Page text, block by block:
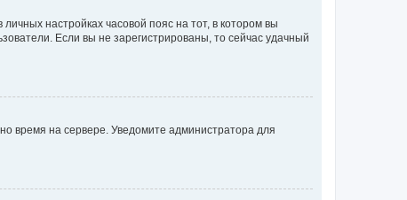
настройках часовой пояс на тот, в котором вы
Если вы не зарегистрированы, то сейчас удачный
время на сервере. Уведомите администратора для